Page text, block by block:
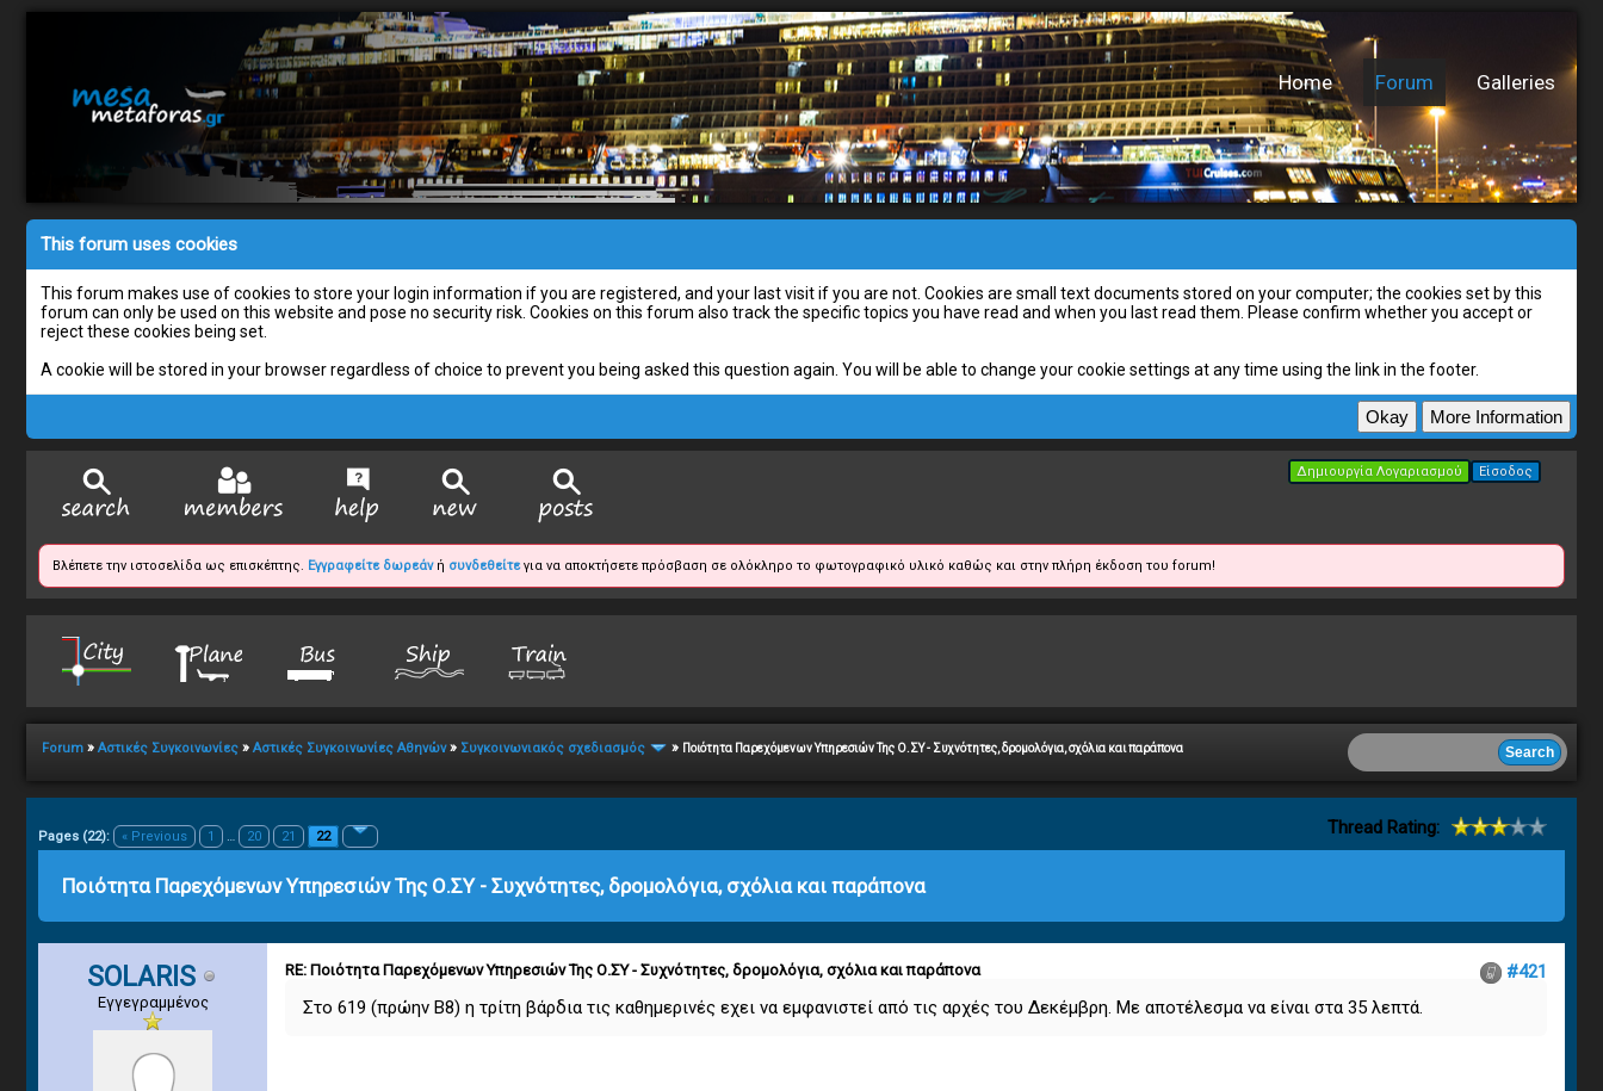
Home Forum Galleries
This forum uses cookies
This forum makes use of cookies to store your login information if you are registered, and your last visit if you are not. Cookies are small text documents stored on your computer; the cookies set by this
forum can only be used on this website and pose no security risk. Cookies on this forum also track the specific topics you have read and when you last read them. Please confirm whether you accept or
reject these cookies being set.
A cookie will be stored in your browser regardless of choice to prevent you being asked this question again. You will be able to change your cookie settings at any time using the link in the footer.
Δημιουργία Λογαριασμού Είσοδος
Βλέπετε την ιστοσελίδα ως επισκέπτης. Εγγραφείτε δωρεάνή συνδεθείτεγια να αποκτήσετε πρόσβαση σε ολόκληρο το φωτογραφικό υλικό καθώς και στην πλήρη έκδοση του forum!
Forum » Αστικές Συγκοινωνίες » Αστικές Συγκοινωνίες Αθηνών» Συγκοινωνιακός σχεδιασμός » Ποιότητα Παρεχόμενων Υπηρεσιών Της Ο.ΣΥ - Συχνότητες, δρομολόγια, σχόλια και παράπονα
Pages (22): « Previous 1 … 20 21 22 Thread Rating:
22 Vote(s) - 2.95 Average
1
2
3
4
5
Ποιότητα Παρεχόμενων Υπηρεσιών Της Ο.ΣΥ - Συχνότητες, δρομολόγια, σχόλια και παράπονα
SOLARIS
Εγγεγραμμένος
#421
RE: Ποιότητα Παρεχόμενων Υπηρεσιών Της Ο.ΣΥ - Συχνότητες, δρομολόγια, σχόλια και παράπονα
Στο 619 (πρώην Β8) η τρίτη βάρδια τις καθημερινές εχει να εμφανιστεί από τις αρχές του Δεκέμβρη. Με αποτέλεσμα να είναι στα 35 λεπτά.